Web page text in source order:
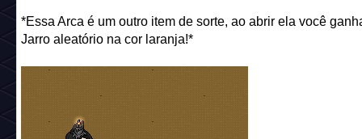
*Essa Arca é um outro item de sorte, ao abrir ela você
Jarro aleatório na cor laranja!*